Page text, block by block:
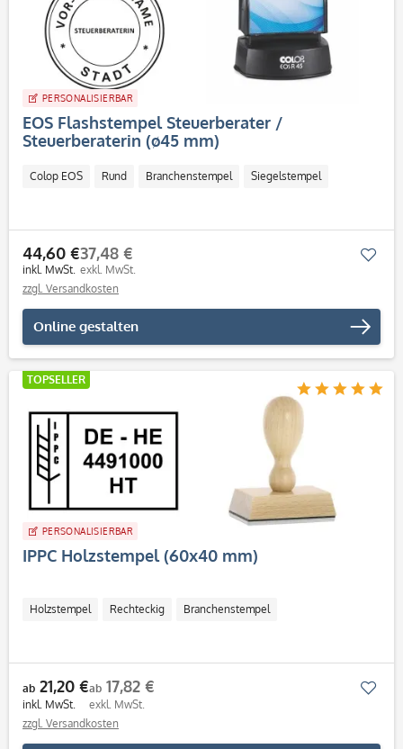
PERSONALISIERBAR
EOS Flashstempel Steuerberater /
Steuerberaterin (ø45 mm)
Colop EOS Rund Branchenstempel Siegelstempel
44,60 €
inkl. MwSt.
37,48 €
exkl. MwSt.
zzgl. Versandkosten
Online gestalten
TOPSELLER
PERSONALISIERBAR
IPPC Holzstempel (60x40 mm)
Holzstempel Rechteckig Branchenstempel
ab 21,20 €
inkl. MwSt.
ab 17,82 €
exkl. MwSt.
zzgl. Versandkosten